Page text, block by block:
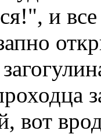
и
вот